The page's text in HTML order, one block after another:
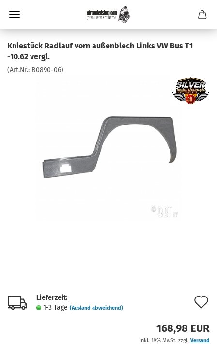
Kniestück Radlauf vorn außenblech Links VW Bus T1
-10.62 vergl.
(Art.Nr.: B0890-06)
Lieferzeit:
1-3 Tage (Ausland abweichend)
168,98 EUR
inkl. 19% MwSt. zzgl. Versand